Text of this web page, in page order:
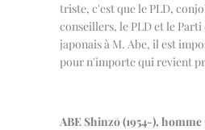
triste, c'est que le PLD,
conseillers, le PLD et le
japonais à M. Abe, il est
pour n'importe qui revient
ABE Shinzō (1954-),